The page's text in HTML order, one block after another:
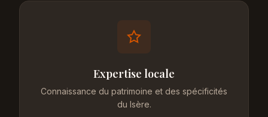
Expertise locale
Connaissance du patrimoine et des spécificités
du Isère.